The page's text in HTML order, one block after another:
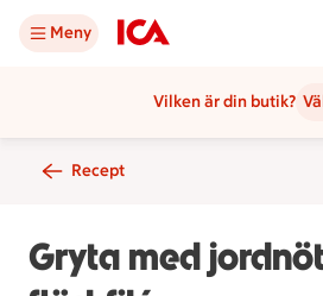
Meny
Vilken är din butik?
Recept
Gryta med